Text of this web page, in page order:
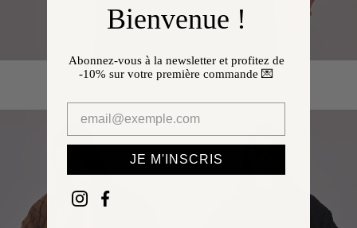
Veste Greta
Bienvenue !
Abonnez-vous à la newsletter et profitez de
-10% sur votre première commande 💌
JE M'INSCRIS